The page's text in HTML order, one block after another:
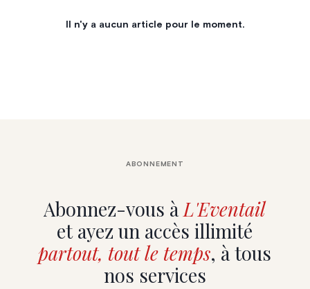
Il n'y a aucun article pour le moment.
Abonnez-vous àL'Eventail
et ayez un accès illimité
partout, tout le temps, à tous
nos services
ABONNEMENT